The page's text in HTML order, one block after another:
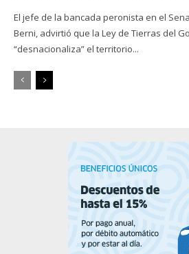
El jefe de la bancada peronista en el
Berni, advirtió que la Ley de Tierras del
“desnacionaliza” el territorio...